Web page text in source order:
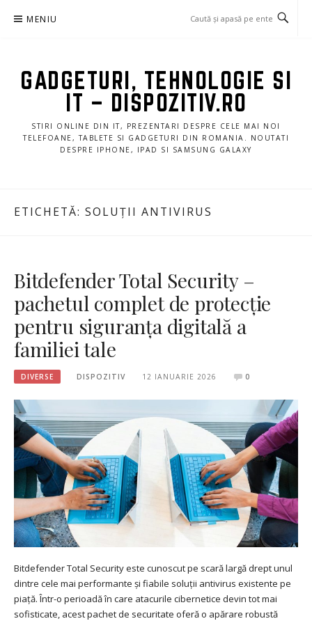
MENIU
GADGETURI, TEHNOLOGIE SI
IT – DISPOZITIV.RO
STIRI ONLINE DIN IT, PREZENTARI DESPRE CELE MAI NOI
TELEFOANE, TABLETE SI GADGETURI DIN ROMANIA. NOUTATI
DESPRE IPHONE, IPAD SI SAMSUNG GALAXY
ETICHETĂ: SOLUȚII ANTIVIRUS
Bitdefender Total Security –
pachetul complet de protecție
pentru siguranța digitală a
familiei tale
DIVERSE DISPOZITIV 12 IANUARIE 2026 0
Bitdefender Total Security este cunoscut pe scară largă drept unul
dintre cele mai performante și fiabile soluții antivirus existente pe
piață. Într-o perioadă în care atacurile cibernetice devin tot mai
sofisticate, acest pachet de securitate oferă o apărare robustă